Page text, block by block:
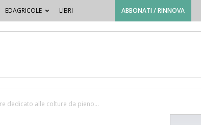
EDAGRICOLE LIBRI ABBONATI / RINNOVA
dedicato alle colture da pieno...